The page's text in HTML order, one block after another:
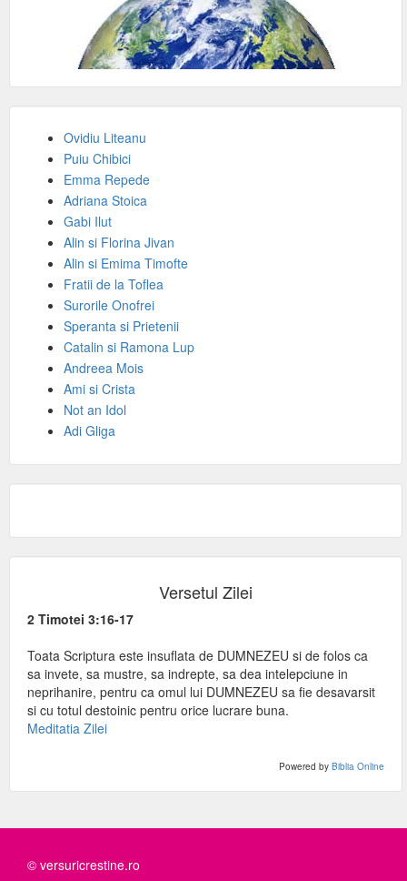
Ovidiu Liteanu
Puiu Chibici
Emma Repede
Adriana Stoica
Gabi Ilut
Alin si Florina Jivan
Alin si Emima Timofte
Fratii de la Toflea
Surorile Onofrei
Speranta si Prietenii
Catalin si Ramona Lup
Andreea Mois
Ami si Crista
Not an Idol
Adi Gliga
Versetul Zilei
2 Timotei 3:16-17
Toata Scriptura este insuflata de DUMNEZEU si de folos ca
sa invete, sa mustre, sa indrepte, sa dea intelepciune in
neprihanire, pentru ca omul lui DUMNEZEU sa fie desavarsit
si cu totul destoinic pentru orice lucrare buna.
Meditatia Zilei
Powered by Biblia Online
© versuricrestine.ro